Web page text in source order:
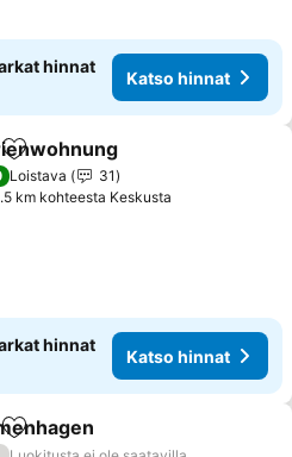
hinnat
Katso hinnat
Lisää suosikkeihin
Loistava
31
km kohteesta Keskusta
hinnat
Katso hinnat
Lisää suosikkeihin